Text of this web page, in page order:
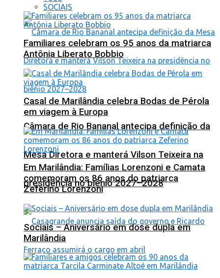
Câmara de Rio Bananal antecipa definição da
Mesa Diretora e manterá Vilson Teixeira na
presidência no biênio 2027–2028
SOCIAIS
Familiares celebram os 95 anos da matriarca
Antônia Liberato Bobbio
Casal de Marilândia celebra Bodas de Pérola
em viagem à Europa
Em Marilândia: Famílias Lorenzoni e Camata
comemoram os 86 anos do patriarca
Zeferino Lorenzoni
Sociais – Aniversário em dose dupla em
Marilândia